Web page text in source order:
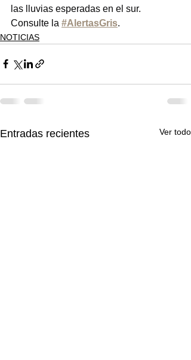
las lluvias esperadas en el sur.
Consulte la #AlertasGris.
NOTICIAS
Entradas recientes Ver todo